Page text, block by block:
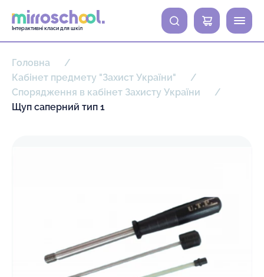
Інтерактивні класи для шкіл
0
Головна
Кабінет предмету "Захист України"
Спорядження в кабінет Захисту України
Щуп саперний тип 1